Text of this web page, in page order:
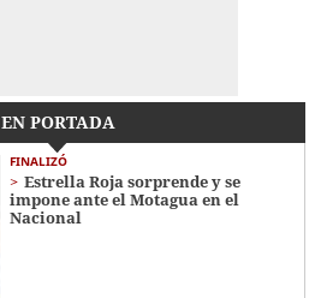
EN PORTADA
FINALIZÓ
Estrella Roja sorprende y se
impone ante el Motagua en el
Nacional